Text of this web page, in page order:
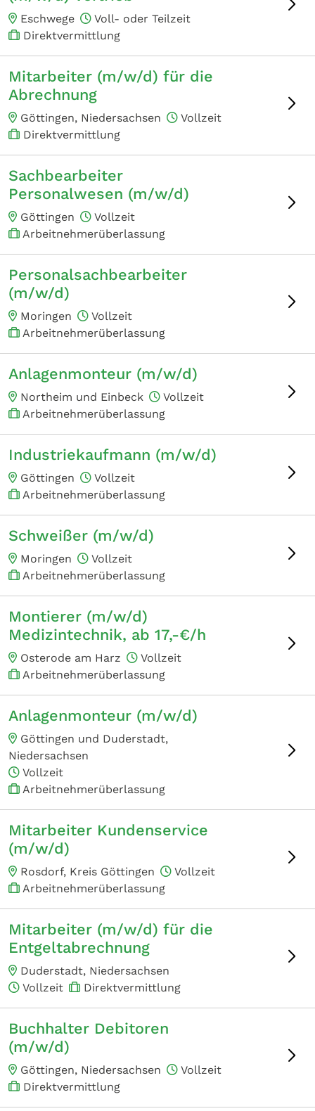
Eschwege
Voll- oder Teilzeit
Direktvermittlung
Mitarbeiter (m/w/d) für die
Abrechnung
Göttingen, Niedersachsen
Vollzeit
Direktvermittlung
Sachbearbeiter
Personalwesen (m/w/d)
Göttingen
Vollzeit
Arbeitnehmerüberlassung
Personalsachbearbeiter
(m/w/d)
Moringen
Vollzeit
Arbeitnehmerüberlassung
Anlagenmonteur (m/w/d)
Northeim und Einbeck
Vollzeit
Arbeitnehmerüberlassung
Industriekaufmann (m/w/d)
Göttingen
Vollzeit
Arbeitnehmerüberlassung
Schweißer (m/w/d)
Moringen
Vollzeit
Arbeitnehmerüberlassung
Montierer (m/w/d)
Medizintechnik, ab 17,-€/h
Osterode am Harz
Vollzeit
Arbeitnehmerüberlassung
Anlagenmonteur (m/w/d)
Göttingen und Duderstadt,
Niedersachsen
Vollzeit
Arbeitnehmerüberlassung
Mitarbeiter Kundenservice
(m/w/d)
Rosdorf, Kreis Göttingen
Vollzeit
Arbeitnehmerüberlassung
Mitarbeiter (m/w/d) für die
Entgeltabrechnung
Duderstadt, Niedersachsen
Vollzeit
Direktvermittlung
Buchhalter Debitoren
(m/w/d)
Göttingen, Niedersachsen
Vollzeit
Direktvermittlung